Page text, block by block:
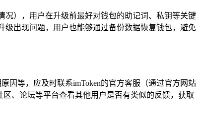
况），用户在升级前最好对钱包的助记词、私钥等关键
级出现问题，用户也能够通过备份数据恢复钱包，避免
因等，应及时联系imToken的官方客服（通过官方网站
、论坛等平台查看其他用户是否有类似的反馈，获取